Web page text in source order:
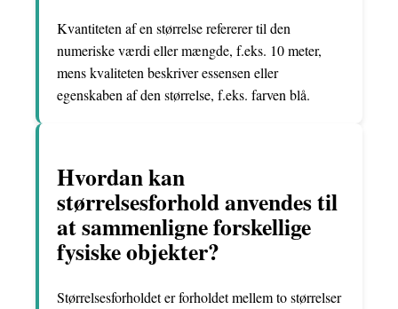
Kvantiteten af en størrelse refererer til den
numeriske værdi eller mængde, f.eks. 10 meter,
mens kvaliteten beskriver essensen eller
egenskaben af den størrelse, f.eks. farven blå.
Hvordan kan
størrelsesforhold anvendes til
at sammenligne forskellige
fysiske objekter?
Størrelsesforholdet er forholdet mellem to størrelser